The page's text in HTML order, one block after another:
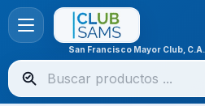
San Francisco Mayor Club, C.A.
Buscar
productos